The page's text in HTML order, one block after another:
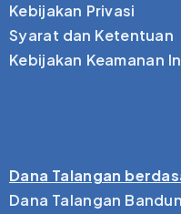
Kebijakan Privasi
Syarat dan Ketentuan
Kebijakan Keamanan
Dana Talangan
Dana Talangan